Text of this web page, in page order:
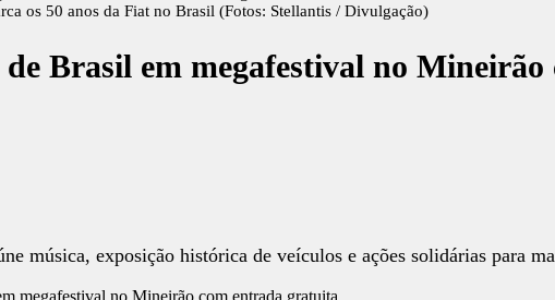
os 50 anos da Fiat no Brasil (Fotos: Stellantis / Divulgação)
de Brasil em megafestival no
música, exposição histórica de veículos e ações solidárias para